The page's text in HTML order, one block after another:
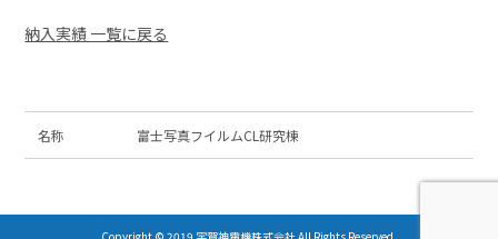
納入実績 一覧に戻る
名称 富士写真フイルムCL研究棟